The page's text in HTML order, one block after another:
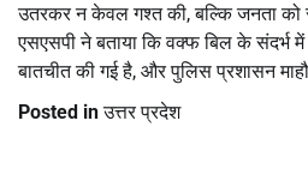
उतरकर न केवल गश्त की, बल्कि जनता को
एसएसपी ने बताया कि वक्फ बिल के संदर्भ
बातचीत की गई है, और पुलिस प्रशासन
Posted inउत्तर प्रदेश